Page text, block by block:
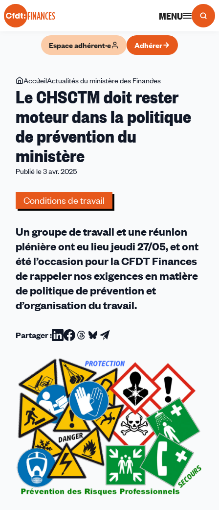
Panneau de gestion des cookies
FINANCES MENU
Espace adhérent·e Adhérer
Vous
êtes
ici
AccueilActualités du ministère des Finances
CHSCTM
doit
rester
Le CHSCTM doit rester
moteur dans la politique
de prévention du
ministère
Publié le 3 avr. 2025
Conditions de travail
Un groupe de travail et une réunion
plénière ont eu lieu jeudi 27/05, et ont
été l’occasion pour la CFDT Finances
de rappeler nos exigences en matière
de politique de prévention et
d’organisation du travail.
Partager :Partager
sur
Linkedin
Partager
Facebook
Partager
Threads
Partager
Bluesky
Partager
email